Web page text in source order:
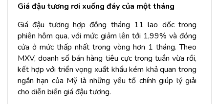
Giá đậu tương rơi xuống đáy của một tháng
Giá đậu tương hợp đồng tháng 11 lao dốc trong
phiên hôm qua, với mức giảm lên tới 1,99% và đóng
cửa ở mức thấp nhất trong vòng hơn 1 tháng. Theo
MXV, doanh số bán hàng tiêu cực trong tuần vừa rồi,
kết hợp với triển vọng xuất khẩu kém khả quan trong
ngắn hạn của Mỹ là những yếu tố chính giúp lý giải
cho diễn biến giá đậu tương.